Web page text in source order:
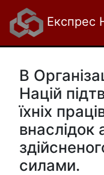
Експрес
В
Націй
їхніх
внаслідок
силами.